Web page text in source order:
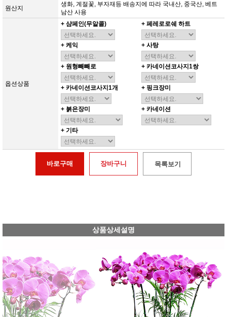
원산지
생화, 계절꽃, 부자재등 배송지에 따라 국내산, 중국산, 베트
남산 사용
옵션상품
+ 샴페인(무알콜) + 페레로로쉐 하트
+ 케익 + 사탕
+ 원형빼빼로 + 카네이션코사지1쌍
+ 카네이션코사지1개 + 핑크장미
+ 붉은장미 + 카네이션
+ 기타
바로구매 장바구니 목록보기
상품상세설명